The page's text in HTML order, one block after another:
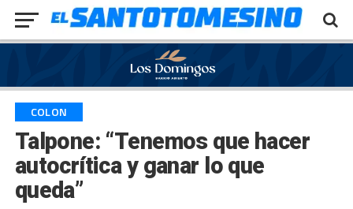
COLON
Talpone: “Tenemos que hacer
autocrítica y ganar lo que
queda”
Exit mobile version